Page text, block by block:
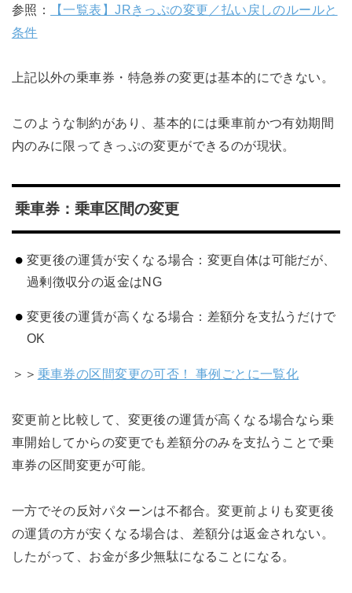
参照：
【一覧表】JRきっぷの変更／払い戻しのルールと
条件
上記以外の乗車券・特急券の変更は基本的にできない。
このような制約があり、基本的には乗車前かつ有効期間
内のみに限ってきっぷの変更ができるのが現状。
乗車券：乗車区間の変更
変更後の運賃が安くなる場合：変更自体は可能だが、
過剰徴収分の返金はNG
変更後の運賃が高くなる場合：差額分を支払うだけで
OK
＞＞ 乗車券の区間変更の可否！ 事例ごとに一覧化
変更前と比較して、変更後の運賃が高くなる場合なら乗
車開始してからの変更でも差額分のみを支払うことで乗
車券の区間変更が可能。
一方でその反対パターンは不都合。変更前よりも変更後
の運賃の方が安くなる場合は、差額分は返金されない。
したがって、お金が多少無駄になることになる。